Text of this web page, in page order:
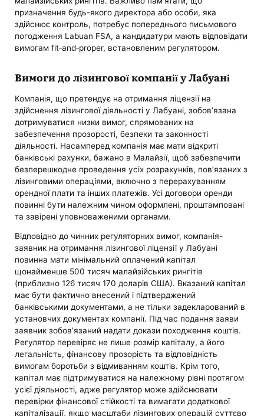
призначення будь-якого директора або особи, яка
здійснює контроль, потребує попереднього письмового
погодження Labuan FSA, а кандидатури мають відповідати
вимогам fit‑and‑proper, встановленим регулятором.
Вимоги до лізингової компанії у Лабуані
Компанія, що претендує на отримання ліцензії на
здійснення лізингової діяльності у Лабуані, зобов’язана
дотримуватися низки вимог, спрямованих на
забезпечення прозорості, безпеки та законності
діяльності. Насамперед компанія має мати відкриті
банківські рахунки, бажано в Малайзії, щоб забезпечити
безперешкодне проведення усіх розрахунків, пов’язаних з
лізинговими операціями, включно з перерахуванням
орендної плати та інших платежів. Усі договори оренди
повинні бути належним чином оформлені, проштамповані
та завірені уповноваженими органами.
Відповідно до чинних регуляторних вимог, компанія-
заявник на отримання лізингової ліцензії у Лабуані
повинна мати мінімальний оплачений капітал
щонайменше 500 тисяч малайзійських рингітів
(приблизно 126 тисяч 170 доларів США). Вказаний капітал
має бути фактично внесений і підтверджений
банківськими документами, а не тільки задекларований в
установчих документах компанії. Під час подання заяви
заявник зобов’язаний надати докази походження коштів.
Регулятор перевіряє не лише розмір капіталу, а його
легальність, фінансову прозорість та відповідність
вимогам боротьби з відмиванням коштів. Крім того,
капітал має підтримуватися на належному рівні протягом
усієї діяльності, адже регулятор може здійснювати
перевірки фінансової стійкості та вимагати додаткової
капіталізації, якщо масштаби лізингових операцій суттєво